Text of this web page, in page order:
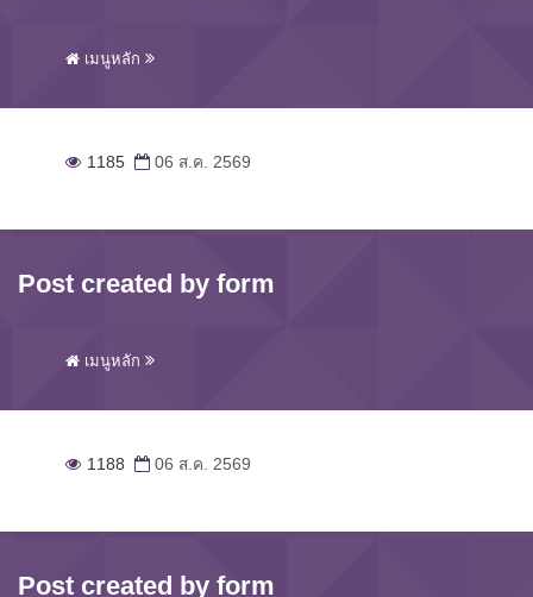
เมนูหลัก
1185 06 ส.ค. 2569
Post created by form
เมนูหลัก
1188 06 ส.ค. 2569
Post created by form